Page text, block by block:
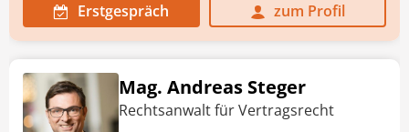
Erstgespräch zum Profil
Mag. Andreas Steger
Rechtsanwalt für Vertragsrecht